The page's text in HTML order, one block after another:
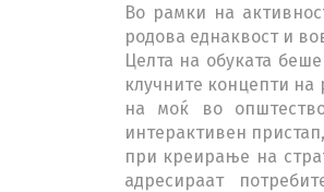
Во рамки на
родова еднаквост и
Целта на обуката
клучните концепти на
на моќ во
интерактивен
при креирање на
адресираат